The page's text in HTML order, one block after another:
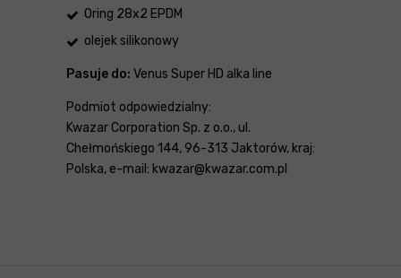
Oring 28x2 EPDM
olejek silikonowy
Pasuje do: Venus Super HD alka line
Podmiot odpowiedzialny:
Kwazar Corporation Sp. z o.o., ul.
Chełmońskiego 144, 96-313 Jaktorów, kraj:
Polska, e-mail: kwazar@kwazar.com.pl